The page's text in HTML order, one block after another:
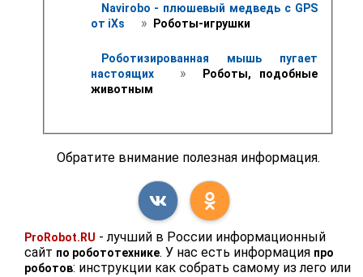
Navirobo - плюшевый медведь с GPS
от iXs
» Роботы-игрушки
Роботизированная мышь пугает
настоящих
»
Роботы, подобные
животным
Обратите внимание полезная информация.
ProRobot.RU - лучший в России информационный
сайт по робототехнике. У нас есть информация про
роботов: инструкции как собрать самому из лего или